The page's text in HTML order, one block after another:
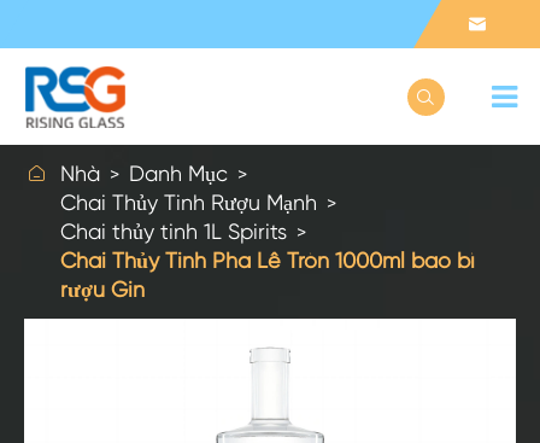


 Nhà
Danh Mục
Chai Thủy Tinh Rượu Mạnh
Chai thủy tinh 1L Spirits
Chai Thủy Tinh Pha Lê Tròn 1000ml bao bì
rượu Gin